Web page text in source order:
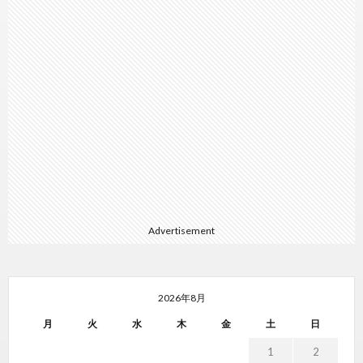
Advertisement
2026年8月
月 火 水 木 金 土 日
1 2